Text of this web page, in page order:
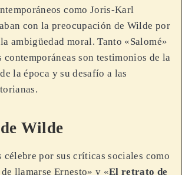
como Joris-Karl
con la preocupación de Wilde por
ambigüedad moral. Tanto «Salomé»
contemporáneas son testimonios de la
la época y su desafío a las
Wilde
célebre por sus críticas sociales como
llamarse Ernesto» y «El retrato de